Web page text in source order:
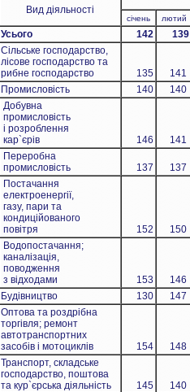
Вид діяльності
січень лютий
Усього 142
139
Сільське господарство,
лісове господарство та
рибне господарство
135
141
Промисловість
140
140
Добувна
промисловість
і розроблення
кар`єрів
146
141
Переробна
промисловість
137
137
Постачання
електроенергії,
газу, пари та
кондиційованого
повітря
152
150
Водопостачання;
каналізація,
поводження
з відходами
153
146
Будівництво
130
147
Оптова та роздрібна
торгівля; ремонт
автотранспортних
засобів і мотоциклів
154
148
Транспорт, складське
господарство, поштова
та кур`єрська діяльність
145
140